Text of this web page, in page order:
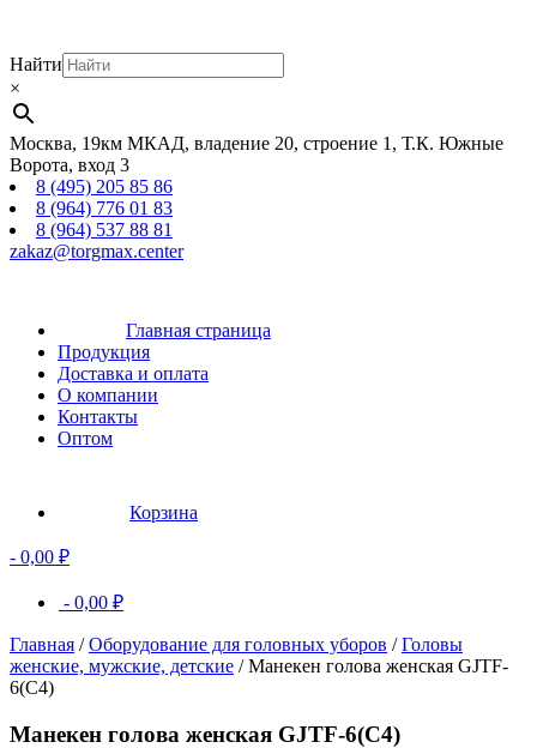
Найти
×
Москва, 19км МКАД, владение 20, строение 1, Т.К. Южные
Ворота, вход 3
8 (495) 205 85 86
8 (964) 776 01 83
8 (964) 537 88 81
zakaz@torgmax.center
Главная страница
Продукция
Доставка и оплата
О компании
Контакты
Оптом
Корзина
- 0,00 ₽
- 0,00 ₽
Главная /Оборудование для головных уборов /Головы
женские, мужские, детские / Манекен голова женская GJTF-
6(C4)
Манекен голова женская GJTF-6(C4)